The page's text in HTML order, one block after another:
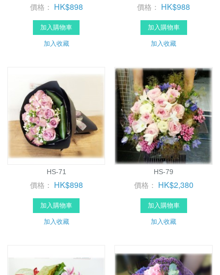
價格： HK$898
加入購物車
加入收藏
價格： HK$988
加入購物車
加入收藏
HS-71
價格： HK$898
加入購物車
加入收藏
HS-79
價格： HK$2,380
加入購物車
加入收藏